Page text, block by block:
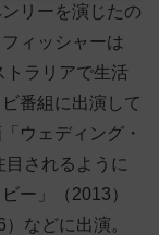
リーを演じたの
ィッシャーは
トラリアで生活
番組に出演して
ウェディング・
されるように
ー」（2013）
などに出演。